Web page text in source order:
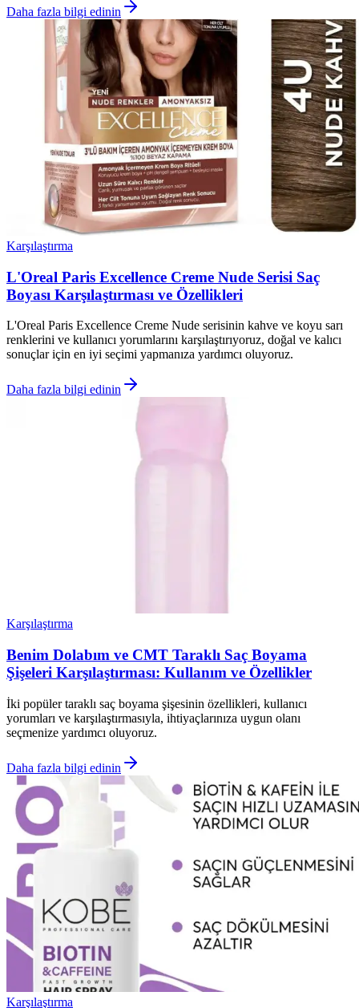
Daha fazla bilgi edinin
Karşılaştırma
L'Oreal Paris Excellence Creme Nude Serisi Saç
Boyası Karşılaştırması ve Özellikleri
L'Oreal Paris Excellence Creme Nude serisinin kahve ve koyu sarı
renklerini ve kullanıcı yorumlarını karşılaştırıyoruz, doğal ve kalıcı
sonuçlar için en iyi seçimi yapmanıza yardımcı oluyoruz.
Daha fazla bilgi edinin
Karşılaştırma
Benim Dolabım ve CMT Taraklı Saç Boyama
Şişeleri Karşılaştırması: Kullanım ve Özellikler
İki popüler taraklı saç boyama şişesinin özellikleri, kullanıcı
yorumları ve karşılaştırmasıyla, ihtiyaçlarınıza uygun olanı
seçmenize yardımcı oluyoruz.
Daha fazla bilgi edinin
Karşılaştırma